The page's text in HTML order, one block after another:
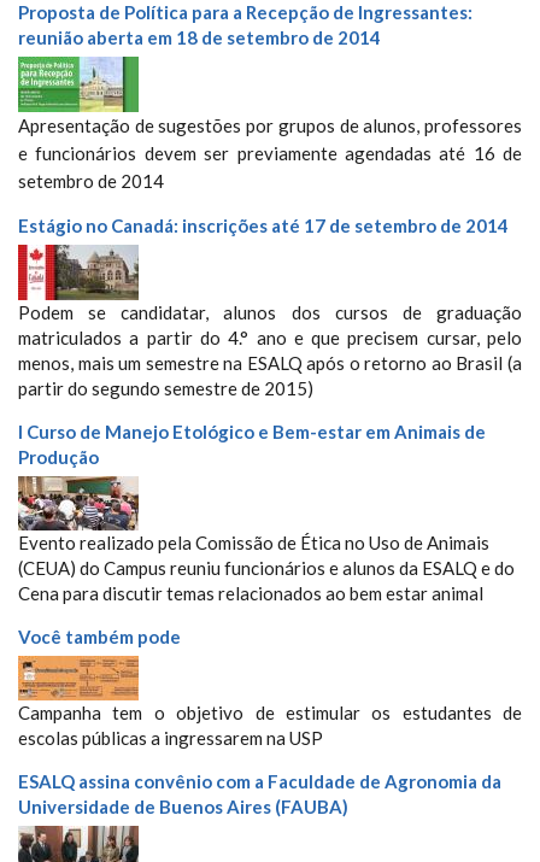
Proposta de Política para a Recepção de Ingressantes:
reunião aberta em 18 de setembro de 2014
Apresentação de sugestões por grupos de alunos, professores
e funcionários devem ser previamente agendadas até 16 de
setembro de 2014
Estágio no Canadá: inscrições até 17 de setembro de 2014
Podem se candidatar, alunos dos cursos de graduação
matriculados a partir do 4.° ano e que precisem cursar, pelo
menos, mais um semestre na ESALQ após o retorno ao Brasil (a
partir do segundo semestre de 2015)
I Curso de Manejo Etológico e Bem-estar em Animais de
Produção
Evento realizado pela Comissão de Ética no Uso de Animais
(CEUA) do Campus reuniu funcionários e alunos da ESALQ e do
Cena para discutir temas relacionados ao bem estar animal
Você também pode
Campanha tem o objetivo de estimular os estudantes de
escolas públicas a ingressarem na USP
ESALQ assina convênio com a Faculdade de Agronomia da
Universidade de Buenos Aires (FAUBA)